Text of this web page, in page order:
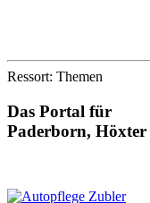
Ressort: Themen
Das Portal für
Paderborn, Höxter